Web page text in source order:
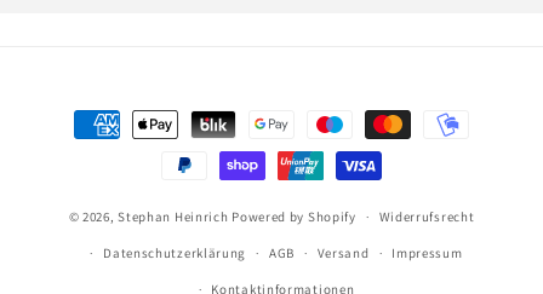
Zahlungsmethoden
© 2026,Stephan Heinrich Powered by Shopify Widerrufsrecht
Datenschutzerklärung AGB Versand Impressum
Kontaktinformationen